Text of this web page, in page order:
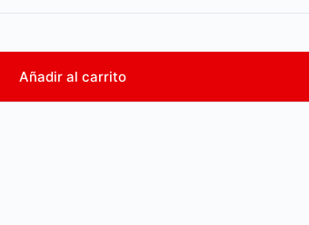
Añadir al carrito